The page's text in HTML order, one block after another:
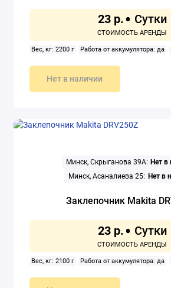
23 р.
Вес, кг: 2200 г Работа от аккумулятора: да
Нет в наличии
Минск, Скрыганова 39А: Нет в
Минск, Асаналиева 25: Нет в
Заклепочник Makita
23 р.
Вес, кг: 2100 г Работа от аккумулятора: да